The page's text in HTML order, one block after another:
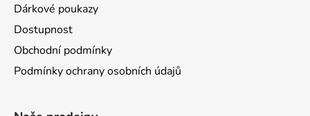
Dárkové poukazy
Dostupnost
Obchodní podmínky
Podmínky ochrany osobních údajů